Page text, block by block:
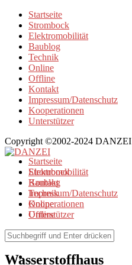
Startseite
Strombock
Elektromobilität
Baublog
Technik
Online
Offline
Kontakt
Impressum/Datenschutz
Kooperationen
Unterstützer
Copyright ©2002-2024 DANZEI
Startseite
Strombock
Kontakt
Impressum/Datenschutz
Kooperationen
Unterstützer
Elektromobilität
Baublog
Technik
Online
Offline
Browse Tag
Wasserstoffhaus